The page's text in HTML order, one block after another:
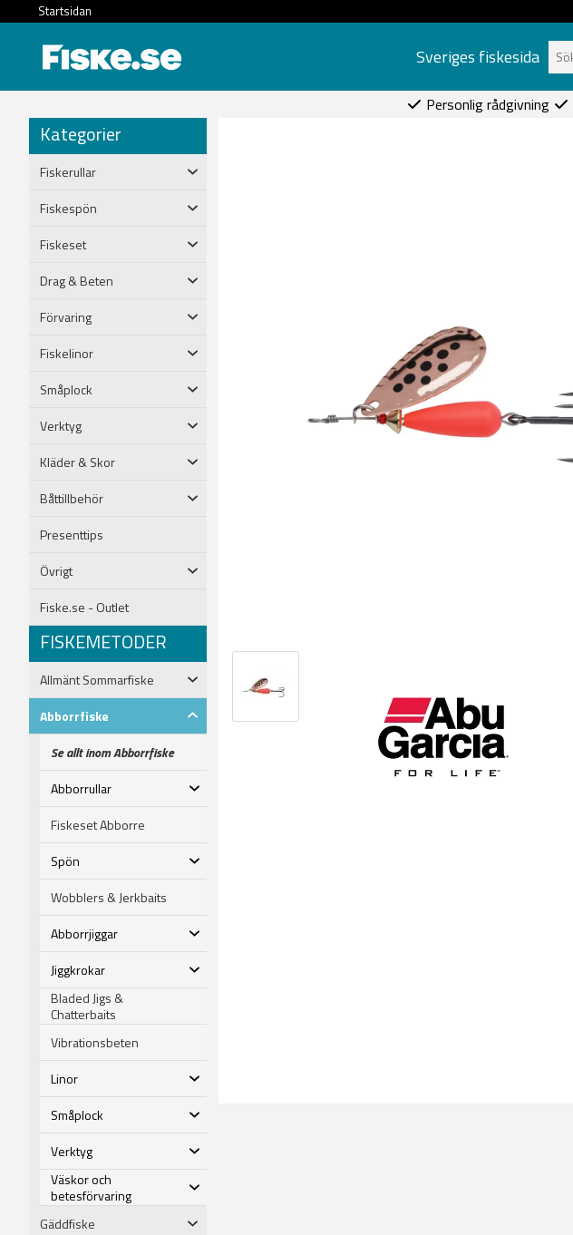
Startsidan
Sveriges fiskesida
Personlig rådgivning
Kategorier
Fiskerullar
Fiskespön
Fiskeset
Drag & Beten
Förvaring
Fiskelinor
Småplock
Verktyg
Kläder & Skor
Båttillbehör
Presenttips
Övrigt
Fiske.se - Outlet
FISKEMETODER
Allmänt Sommarfiske
Abborrfiske
Se allt inom Abborrfiske
Abborrullar
Fiskeset Abborre
Spön
Wobblers & Jerkbaits
Abborrjiggar
Jiggkrokar
Bladed Jigs &
Chatterbaits
Vibrationsbeten
Linor
Småplock
Verktyg
Väskor och
betesförvaring
Gäddfiske